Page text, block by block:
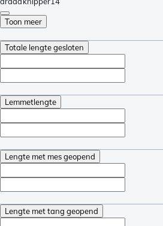
Toon meer
Totale lengte gesloten
Lemmetlengte
Lengte met mes geopend
Lengte met tang geopend